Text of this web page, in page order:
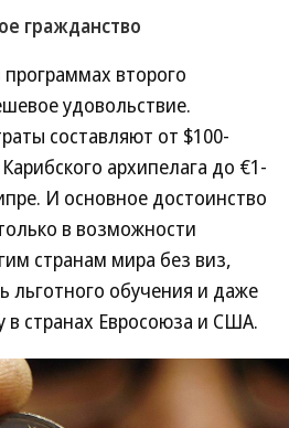
гражданство
второго
удовольствие.
составляют от $100-
архипелага до €1-
И основное достоинство
в возможности
странам мира без виз,
льготного обучения и даже
в странах Евросоюза и США.